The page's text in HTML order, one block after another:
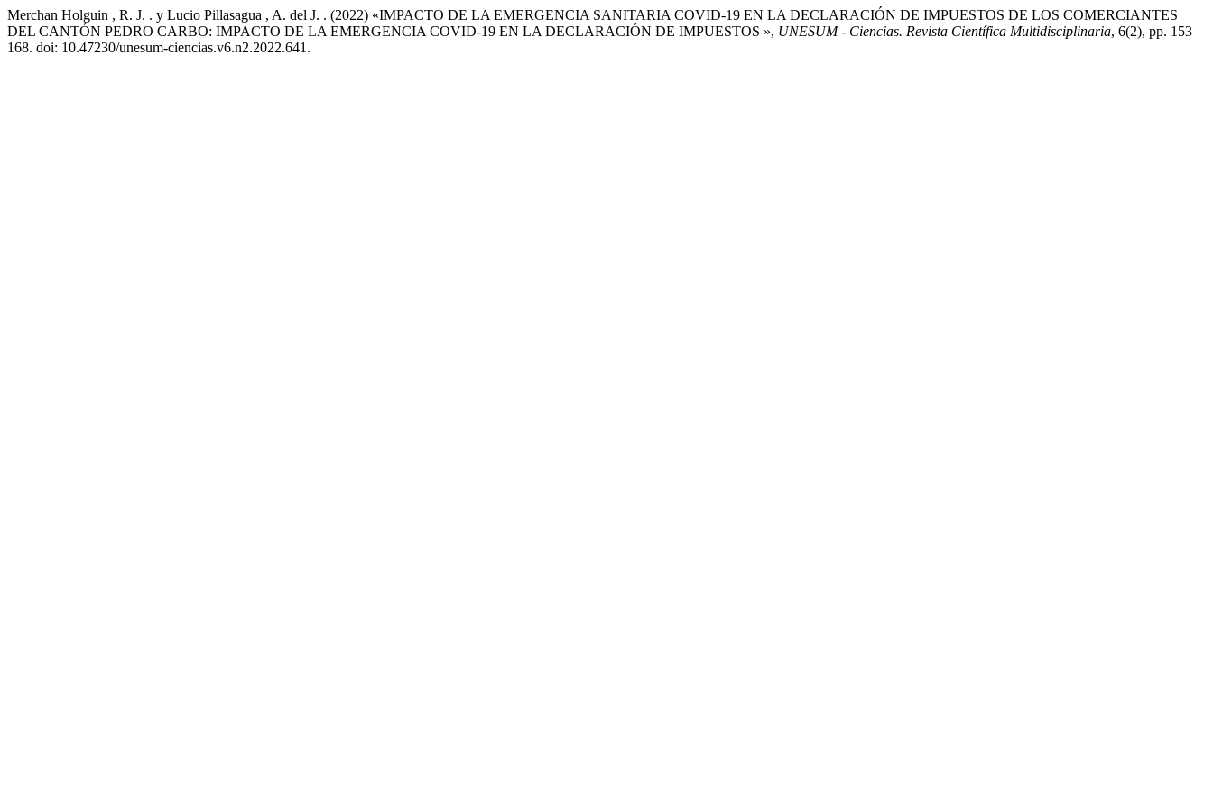
Merchan Holguin , R. J. . y Lucio Pillasagua , A. del J. . (2022) «IMPACTO DE LA EMERGENCIA SANITARIA COVID-19 EN LA DECLARACIÓN DE IMPUESTOS DE LOS COMERCIANTES
DEL CANTÓN PEDRO CARBO: IMPACTO DE LA EMERGENCIA COVID-19 EN LA DECLARACIÓN DE IMPUESTOS », UNESUM - Ciencias. Revista Científica Multidisciplinaria, 6(2), pp. 153–
168. doi: 10.47230/unesum-ciencias.v6.n2.2022.641.